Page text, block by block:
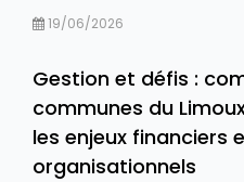
19/06/2026
Gestion et défis :
communes du
les enjeux financiers
organisationnels